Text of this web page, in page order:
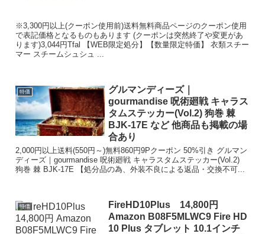
※3,300円以上(クーポン使用前)送料無料商品ページのクーポン使用
で表記価格となるものもあります (クーポンは突然終了や変更があ
ります)3,044円Tfal 【WEB限定処分】【数量限定特価】 衣類スチー
マー スチームシュシュ ...
特価
グルマンディーズ｜
gourmandise 呪術廻戦 キャラス
タムステッカー(Vol.2) 狗巻 棘
BJK-17E など 他商品も掲載の場
合あり
2,000円以上送料(550円～)無料860円9Pクーポン 50%引き グルマン
ディーズ｜gourmandise 呪術廻戦 キャラスタムステッカー(Vol.2)
狗巻 棘 BJK-17E 【処分品の為、外装不良による返品・交換不可...
特価
FireHD10Plus 14,800円
Amazon B08F5MLWC9 Fire HD
10 Plus タブレット 10.1インチ